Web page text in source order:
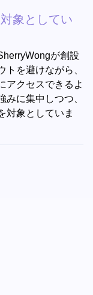
象としてい
が創設
トを避けながら、
アクセスできるよ
みに集中しつつ、
対象としていま